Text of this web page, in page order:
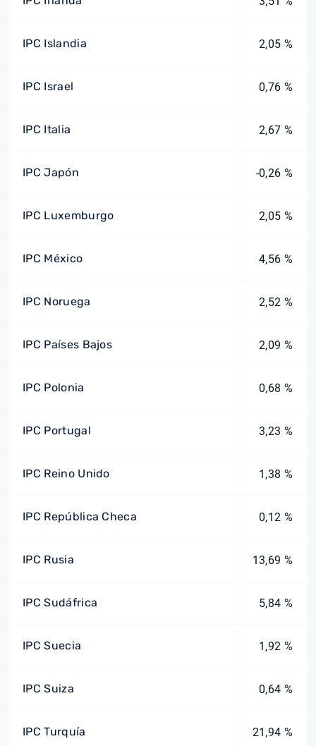
IPC Islandia 2,05 %
IPC Israel 0,76 %
IPC Italia 2,67 %
IPC Japón -0,26 %
IPC Luxemburgo 2,05 %
IPC México 4,56 %
IPC Noruega 2,52 %
IPC Países Bajos 2,09 %
IPC Polonia 0,68 %
IPC Portugal 3,23 %
IPC Reino Unido 1,38 %
IPC República Checa 0,12 %
IPC Rusia 13,69 %
IPC Sudáfrica 5,84 %
IPC Suecia 1,92 %
IPC Suiza 0,64 %
IPC Turquía 21,94 %